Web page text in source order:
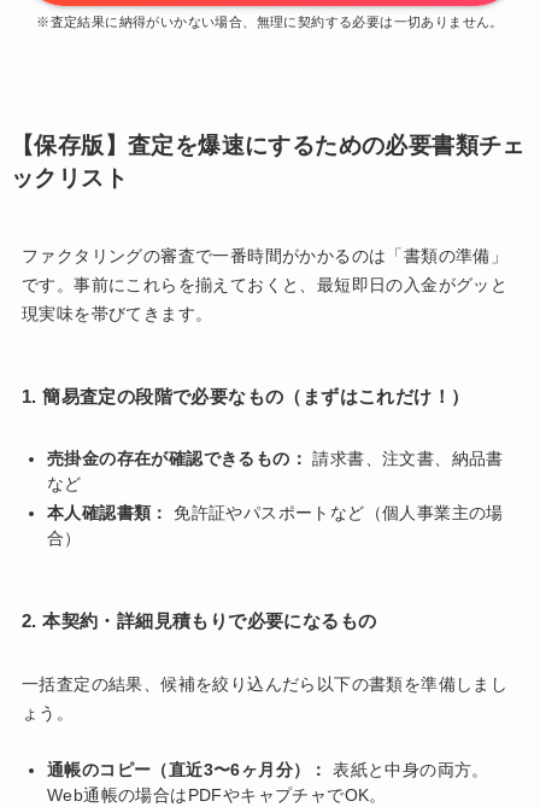
※査定結果に納得がいかない場合、無理に契約する必要は一切ありません。
【保存版】査定を爆速にするための必要書類チェ
ックリスト
ファクタリングの審査で一番時間がかかるのは「書類の準備」
です。事前にこれらを揃えておくと、最短即日の入金がグッと
現実味を帯びてきます。
1. 簡易査定の段階で必要なもの（まずはこれだけ！）
売掛金の存在が確認できるもの： 請求書、注文書、納品書
など
本人確認書類：
免許証やパスポートなど（個人事業主の場
合）
2. 本契約・詳細見積もりで必要になるもの
一括査定の結果、候補を絞り込んだら以下の書類を準備しまし
ょう。
通帳のコピー（直近3〜6ヶ月分）：
表紙と中身の両方。
Web通帳の場合はPDFやキャプチャでOK。